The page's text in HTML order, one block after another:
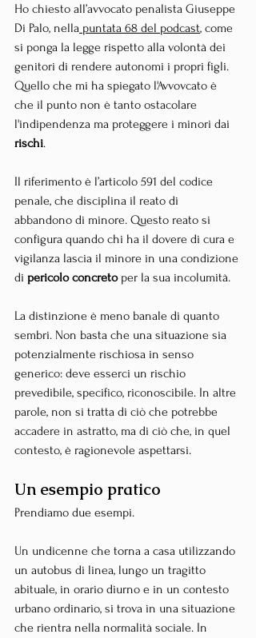
Ho chiesto all’avvocato penalista Giuseppe
Di Palo, nella puntata 68 del podcast, come
si ponga la legge rispetto alla volontà dei
genitori di rendere autonomi i propri figli.
Quello che mi ha spiegato l'Avvovcato è
che il punto non è tanto ostacolare
l'indipendenza ma proteggere i minori dai
rischi.
Il riferimento è l’articolo 591 del codice
penale, che disciplina il reato di
abbandono di minore. Questo reato si
configura quando chi ha il dovere di cura e
vigilanza lascia il minore in una condizione
di pericolo concreto per la sua incolumità.
La distinzione è meno banale di quanto
sembri. Non basta che una situazione sia
potenzialmente rischiosa in senso
generico: deve esserci un rischio
prevedibile, specifico, riconoscibile. In altre
parole, non si tratta di ciò che potrebbe
accadere in astratto, ma di ciò che, in quel
contesto, è ragionevole aspettarsi.
Un esempio pratico
Prendiamo due esempi.
Un undicenne che torna a casa utilizzando
un autobus di linea, lungo un tragitto
abituale, in orario diurno e in un contesto
urbano ordinario, si trova in una situazione
che rientra nella normalità sociale. In